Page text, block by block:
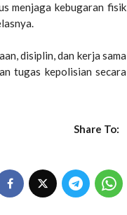
menjaga kebugaran fisik
disiplin, dan kerja sama
tugas kepolisian secara
Share To: